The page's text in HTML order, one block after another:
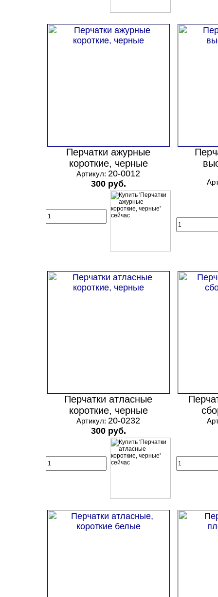
Перчатки ажурные
короткие, черные
Артикул: 20-0012
300 руб.
Перчатки атласные
короткие, черные
Артикул: 20-0232
300 руб.